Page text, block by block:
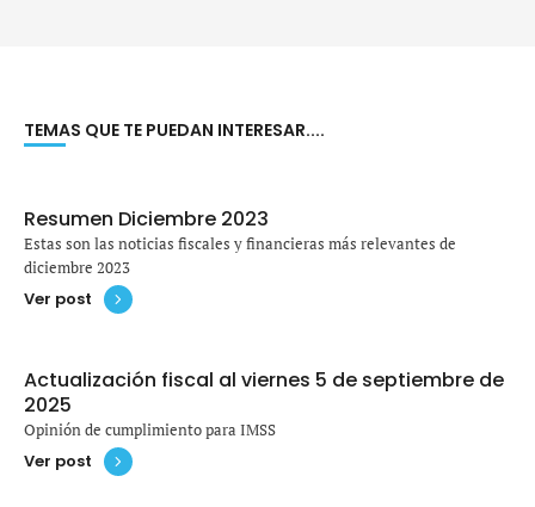
TEMAS QUE TE PUEDAN INTERESAR....
Resumen Diciembre 2023
Estas son las noticias fiscales y financieras más relevantes de
diciembre 2023
Ver post
Actualización fiscal al viernes 5 de septiembre de
2025
Opinión de cumplimiento para IMSS
Ver post